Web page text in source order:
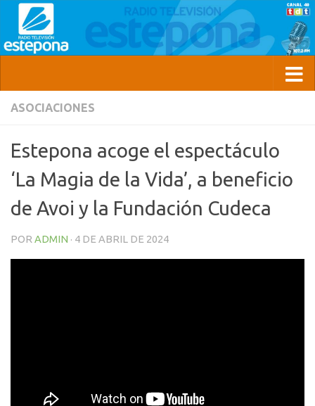
ASOCIACIONES
Estepona acoge el espectáculo
‘La Magia de la Vida’, a beneficio
de Avoi y la Fundación Cudeca
POR ADMIN · 4 DE ABRIL DE 2024